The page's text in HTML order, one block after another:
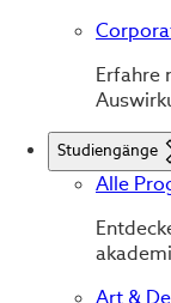
Erfahre
Studiengänge
Alle
Art &